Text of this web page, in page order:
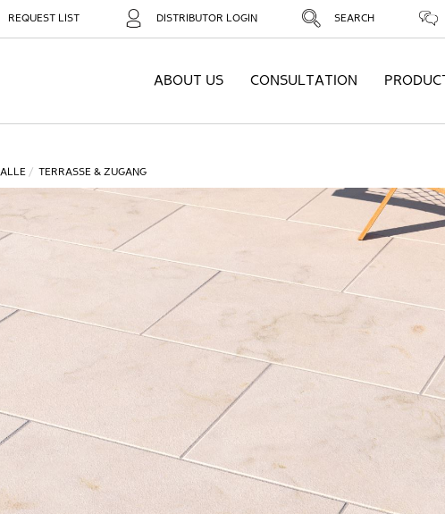
REQUEST LIST DISTRIBUTOR LOGIN SEARCH
ABOUT US CONSULTATION
ALLE TERRASSE & ZUGANG